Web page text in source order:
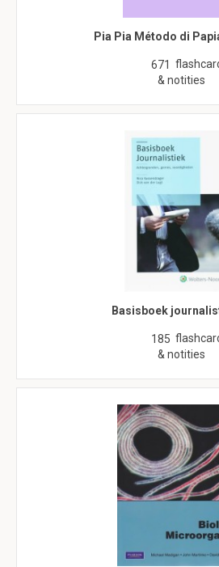
Pia Pia Método di
671
& notities
Basisboek
185
& notities